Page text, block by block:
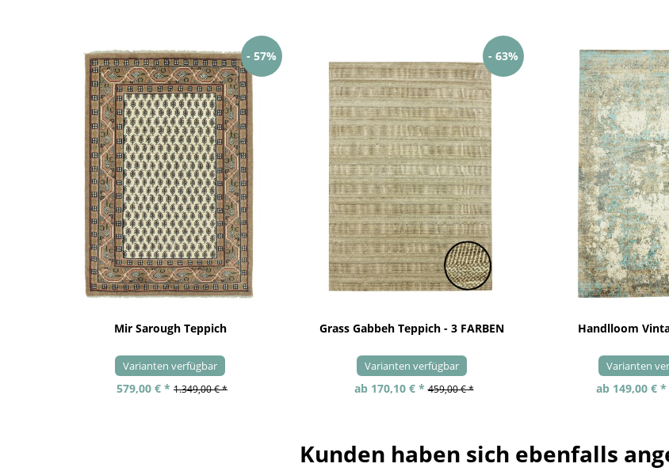
- 57%
Mir Sarough Teppich
Varianten verfügbar
579,00 € * 1.349,00 € *
- 63%
Grass Gabbeh Teppich - 3 FARBEN
Varianten verfügbar
ab 170,10 € * 459,00 € *
Handlloom
Varianten
ab 149,00 € *
Kunden haben sich ebenfalls